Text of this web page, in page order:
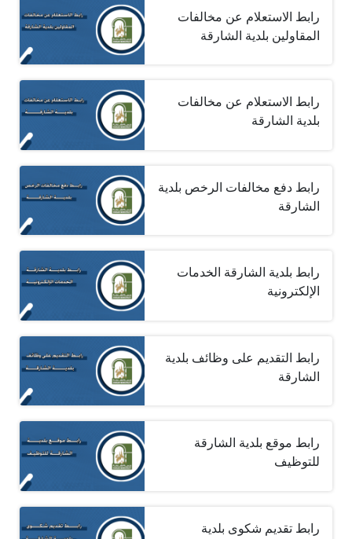
رابط الاستعلام عن مخالفات
المقاولين بلدية الشارقة
رابط الاستعلام عن مخالفات
بلدية الشارقة
رابط دفع مخالفات الرخص بلدية
الشارقة
رابط بلدية الشارقة الخدمات
الإلكترونية
رابط التقديم على وظائف بلدية
الشارقة
رابط موقع بلدية الشارقة
للتوظيف
رابط تقديم شكوى بلدية